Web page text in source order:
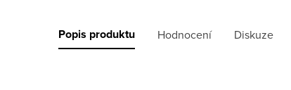
Popis produktu Hodnocení Diskuze